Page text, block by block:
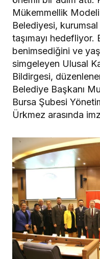
Mükemmellik
Belediyesi, kurumsal
taşımayı hedefliyor.
benimsediğini ve
simgeleyen Ulusal
Bildirgesi,
Belediye Başkanı
Bursa Şubesi
Ürkmez arasında